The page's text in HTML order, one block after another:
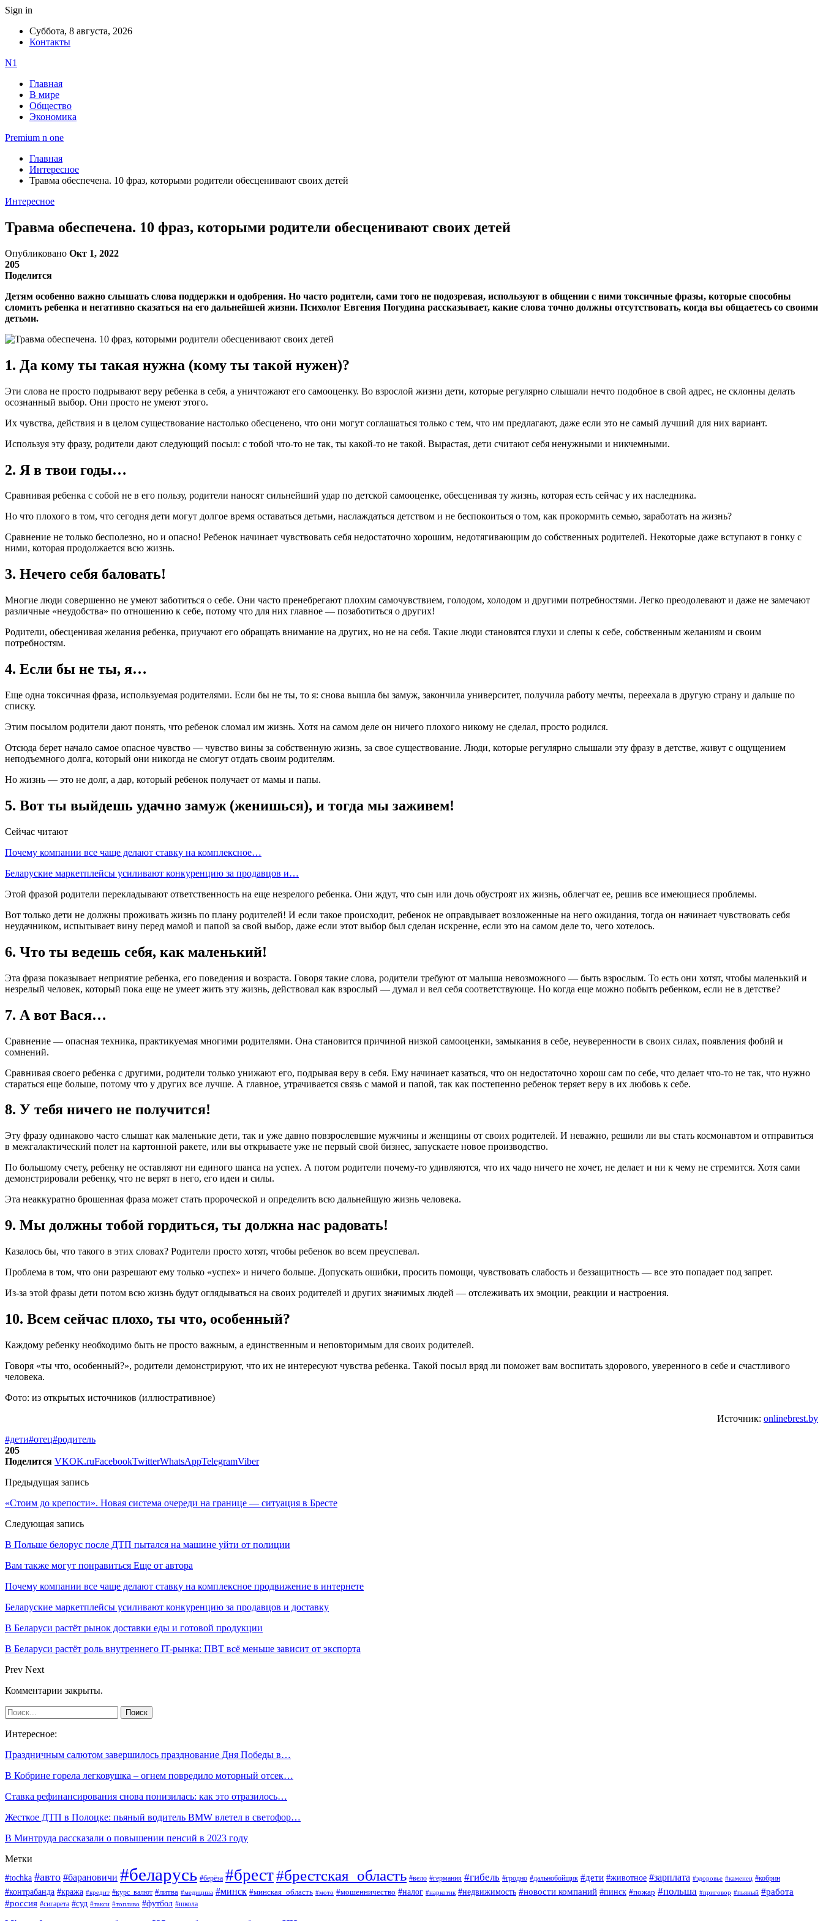
Sign in
Суббота, 8 августа, 2026
Контакты
N1
Главная
В мире
Общество
Экономика
Premium n one
Главная
Интересное
Травма обеспечена. 10 фраз, которыми родители обесценивают своих детей
Интересное
Травма обеспечена. 10 фраз, которыми родители обесценивают своих детей
Опубликовано Окт 1, 2022
205
Поделится
Детям особенно важно слышать слова поддержки и одобрения. Но часто родители, сами того не подозревая, используют в общении с ними токсичные фразы, которые способны
сломить ребенка и негативно сказаться на его дальнейшей жизни. Психолог Евгения Погудина рассказывает, какие слова точно должны отсутствовать, когда вы общаетесь со своими
детьми.
1. Да кому ты такая нужна (кому ты такой нужен)?
Эти слова не просто подрывают веру ребенка в себя, а уничтожают его самооценку. Во взрослой жизни дети, которые регулярно слышали нечто подобное в свой адрес, не склонны делать
осознанный выбор. Они просто не умеют этого.
Их чувства, действия и в целом существование настолько обесценено, что они могут соглашаться только с тем, что им предлагают, даже если это не самый лучший для них вариант.
Используя эту фразу, родители дают следующий посыл: с тобой что-то не так, ты какой-то не такой. Вырастая, дети считают себя ненужными и никчемными.
2. Я в твои годы…
Сравнивая ребенка с собой не в его пользу, родители наносят сильнейший удар по детской самооценке, обесценивая ту жизнь, которая есть сейчас у их наследника.
Но что плохого в том, что сегодня дети могут долгое время оставаться детьми, наслаждаться детством и не беспокоиться о том, как прокормить семью, заработать на жизнь?
Сравнение не только бесполезно, но и опасно! Ребенок начинает чувствовать себя недостаточно хорошим, недотягивающим до собственных родителей. Некоторые даже вступают в гонку с
ними, которая продолжается всю жизнь.
3. Нечего себя баловать!
Многие люди совершенно не умеют заботиться о себе. Они часто пренебрегают плохим самочувствием, голодом, холодом и другими потребностями. Легко преодолевают и даже не замечают
различные «неудобства» по отношению к себе, потому что для них главное — позаботиться о других!
Родители, обесценивая желания ребенка, приучают его обращать внимание на других, но не на себя. Такие люди становятся глухи и слепы к себе, собственным желаниям и своим
потребностям.
4. Если бы не ты, я…
Еще одна токсичная фраза, используемая родителями. Если бы не ты, то я: снова вышла бы замуж, закончила университет, получила работу мечты, переехала в другую страну и дальше по
списку.
Этим посылом родители дают понять, что ребенок сломал им жизнь. Хотя на самом деле он ничего плохого никому не сделал, просто родился.
Отсюда берет начало самое опасное чувство — чувство вины за собственную жизнь, за свое существование. Люди, которые регулярно слышали эту фразу в детстве, живут с ощущением
неподъемного долга, который они никогда не смогут отдать своим родителям.
Но жизнь — это не долг, а дар, который ребенок получает от мамы и папы.
5. Вот ты выйдешь удачно замуж (женишься), и тогда мы заживем!
Сейчас читают
Почему компании все чаще делают ставку на комплексное…
Беларуские маркетплейсы усиливают конкуренцию за продавцов и…
Этой фразой родители перекладывают ответственность на еще незрелого ребенка. Они ждут, что сын или дочь обустроят их жизнь, облегчат ее, решив все имеющиеся проблемы.
Вот только дети не должны проживать жизнь по плану родителей! И если такое происходит, ребенок не оправдывает возложенные на него ожидания, тогда он начинает чувствовать себя
неудачником, испытывает вину перед мамой и папой за свой выбор, даже если этот выбор был сделан искренне, если это на самом деле то, чего хотелось.
6. Что ты ведешь себя, как маленький!
Эта фраза показывает неприятие ребенка, его поведения и возраста. Говоря такие слова, родители требуют от малыша невозможного — быть взрослым. То есть они хотят, чтобы маленький и
незрелый человек, который пока еще не умеет жить эту жизнь, действовал как взрослый — думал и вел себя соответствующе. Но когда еще можно побыть ребенком, если не в детстве?
7. А вот Вася…
Сравнение — опасная техника, практикуемая многими родителями. Она становится причиной низкой самооценки, замыкания в себе, неуверенности в своих силах, появления фобий и
сомнений.
Сравнивая своего ребенка с другими, родители только унижают его, подрывая веру в себя. Ему начинает казаться, что он недостаточно хорош сам по себе, что делает что-то не так, что нужно
стараться еще больше, потому что у других все лучше. А главное, утрачивается связь с мамой и папой, так как постепенно ребенок теряет веру в их любовь к себе.
8. У тебя ничего не получится!
Эту фразу одинаково часто слышат как маленькие дети, так и уже давно повзрослевшие мужчины и женщины от своих родителей. И неважно, решили ли вы стать космонавтом и отправиться
в межгалактический полет на картонной ракете, или вы открываете уже не первый свой бизнес, запускаете новое производство.
По большому счету, ребенку не оставляют ни единого шанса на успех. А потом родители почему-то удивляются, что их чадо ничего не хочет, не делает и ни к чему не стремится. Хотя сами
демонстрировали ребенку, что не верят в него, его идеи и силы.
Эта неаккуратно брошенная фраза может стать пророческой и определить всю дальнейшую жизнь человека.
9. Мы должны тобой гордиться, ты должна нас радовать!
Казалось бы, что такого в этих словах? Родители просто хотят, чтобы ребенок во всем преуспевал.
Проблема в том, что они разрешают ему только «успех» и ничего больше. Допускать ошибки, просить помощи, чувствовать слабость и беззащитность — все это попадает под запрет.
Из-за этой фразы дети потом всю жизнь будут оглядываться на своих родителей и других значимых людей — отслеживать их эмоции, реакции и настроения.
10. Всем сейчас плохо, ты что, особенный?
Каждому ребенку необходимо быть не просто важным, а единственным и неповторимым для своих родителей.
Говоря «ты что, особенный?», родители демонстрируют, что их не интересуют чувства ребенка. Такой посыл вряд ли поможет вам воспитать здорового, уверенного в себе и счастливого
человека.
Фото: из открытых источников (иллюстративное)
Источник: onlinebrest.by
#дети#отец#родитель
205
Поделится VKOK.ruFacebookTwitterWhatsAppTelegramViber
Предыдущая запись
«Стоим до крепости». Новая система очереди на границе — ситуация в Бресте
Следующая запись
В Польше белорус после ДТП пытался на машине уйти от полиции
Вам также могут понравиться Еще от автора
Почему компании все чаще делают ставку на комплексное продвижение в интернете
Беларуские маркетплейсы усиливают конкуренцию за продавцов и доставку
В Беларуси растёт рынок доставки еды и готовой продукции
В Беларуси растёт роль внутреннего IT-рынка: ПВТ всё меньше зависит от экспорта
Prev Next
Комментарии закрыты.
Интересное:
Праздничным салютом завершилось празднование Дня Победы в…
В Кобрине горела легковушка – огнем повредило моторный отсек…
Ставка рефинансирования снова понизилась: как это отразилось…
Жесткое ДТП в Полоцке: пьяный водитель BMW влетел в светофор…
В Минтруда рассказали о повышении пенсий в 2023 году
Метки
#tochka #авто #барановичи #беларусь #берёза #брест#брестская_область #вело #германия #гибель #гродно #дальнобойщик #дети #животное #зарплата #здоровье #каменец #кобрин
#контрабанда #кража #кредит #курс_валют #литва #медицина #минск #минская_область #мото #мошенничество #налог #наркотик #недвижимость #новости компаний #пинск #пожар #польша #приговор #пьяный #работа
#россия #сигарета #суд #такси #топливо #футбол #школа